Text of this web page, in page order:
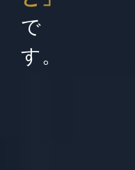
で
す。